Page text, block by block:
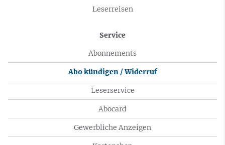
Leserreisen
Service
Abonnements
Abo kündigen / Widerruf
Leserservice
Abocard
Gewerbliche Anzeigen